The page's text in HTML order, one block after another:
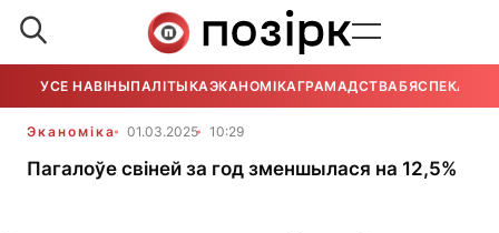
УСЕ НАВІНЫПАЛІТЫКАЭКАНОМІКАГРАМАДСТВАБЯСПЕКА
Эканоміка 01.03.2025 10:29
Пагалоўе свіней за год зменшылася на 12,5%